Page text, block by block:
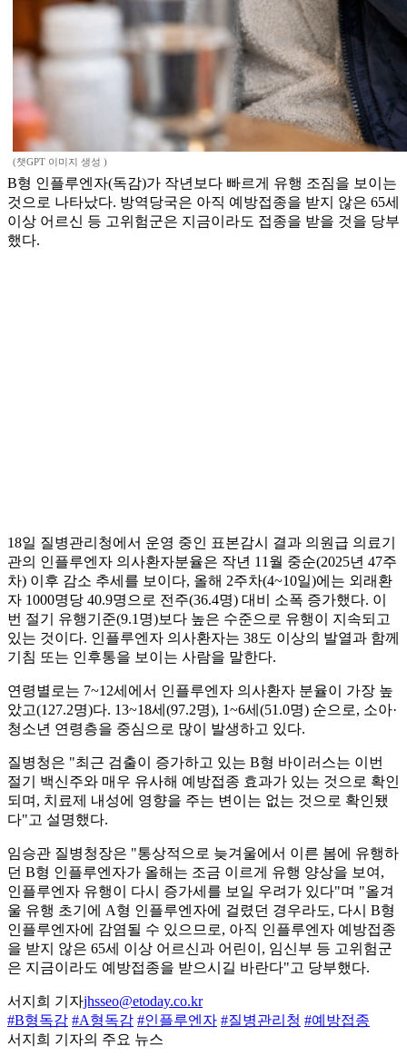
(챗GPT 이미지 생성 )
B형 인플루엔자(독감)가 작년보다 빠르게 유행 조짐을 보이는
것으로 나타났다. 방역당국은 아직 예방접종을 받지 않은 65세
이상 어르신 등 고위험군은 지금이라도 접종을 받을 것을 당부
했다.
18일 질병관리청에서 운영 중인 표본감시 결과 의원급 의료기
관의 인플루엔자 의사환자분율은 작년 11월 중순(2025년 47주
차) 이후 감소 추세를 보이다, 올해 2주차(4~10일)에는 외래환
자 1000명당 40.9명으로 전주(36.4명) 대비 소폭 증가했다. 이
번 절기 유행기준(9.1명)보다 높은 수준으로 유행이 지속되고
있는 것이다. 인플루엔자 의사환자는 38도 이상의 발열과 함께
기침 또는 인후통을 보이는 사람을 말한다.
연령별로는 7~12세에서 인플루엔자 의사환자 분율이 가장 높
았고(127.2명)다. 13~18세(97.2명), 1~6세(51.0명) 순으로, 소아·
청소년 연령층을 중심으로 많이 발생하고 있다.
질병청은 "최근 검출이 증가하고 있는 B형 바이러스는 이번
절기 백신주와 매우 유사해 예방접종 효과가 있는 것으로 확인
되며, 치료제 내성에 영향을 주는 변이는 없는 것으로 확인됐
다"고 설명했다.
임승관 질병청장은 "통상적으로 늦겨울에서 이른 봄에 유행하
던 B형 인플루엔자가 올해는 조금 이르게 유행 양상을 보여,
인플루엔자 유행이 다시 증가세를 보일 우려가 있다"며 "올겨
울 유행 초기에 A형 인플루엔자에 걸렸던 경우라도, 다시 B형
인플루엔자에 감염될 수 있으므로, 아직 인플루엔자 예방접종
을 받지 않은 65세 이상 어르신과 어린이, 임신부 등 고위험군
은 지금이라도 예방접종을 받으시길 바란다"고 당부했다.
서지희 기자jhsseo@etoday.co.kr
#B형독감 #A형독감 #인플루엔자 #질병관리청 #예방접종
서지희 기자의 주요 뉴스